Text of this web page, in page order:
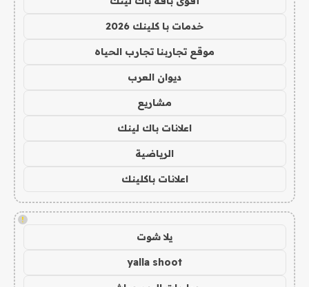
خدمات با كلينك 2026
موقع تجاربنا تجارب الحياه
ديوان العرب
مشاريع
اعلانات باك لينك
الرياضية
اعلانات باكلينك
!
يلا شوت
yalla shoot